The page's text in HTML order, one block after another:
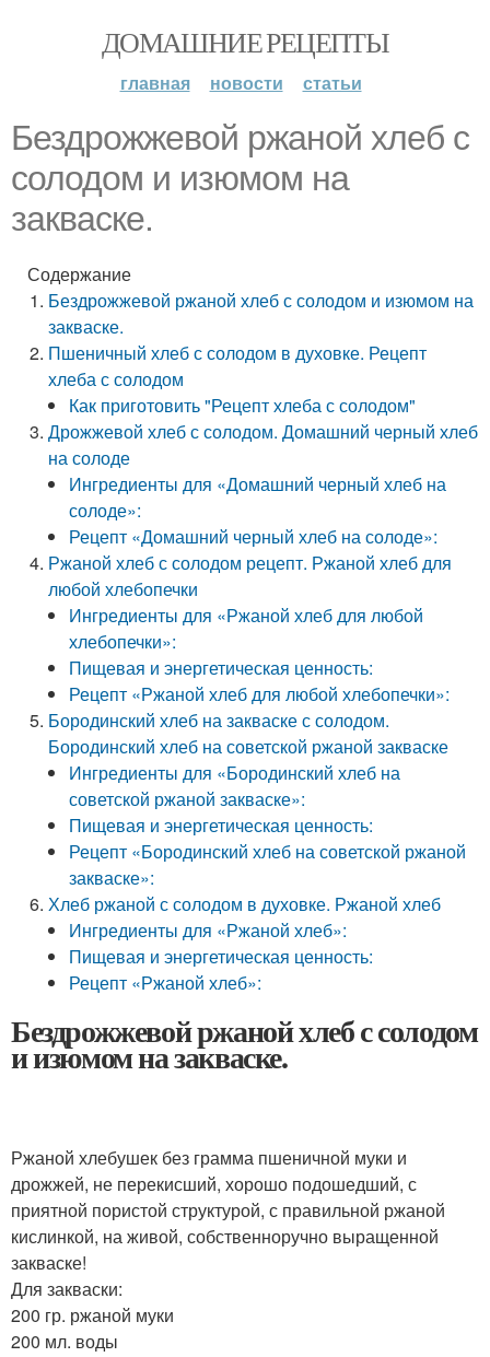
ДОМАШНИЕ РЕЦЕПТЫ
главная новости статьи
Бездрожжевой ржаной хлеб с
солодом и изюмом на
закваске.
Содержание
Бездрожжевой ржаной хлеб с солодом и изюмом на
закваске.
Пшеничный хлеб с солодом в духовке. Рецепт
хлеба с солодом
Как приготовить "Рецепт хлеба с солодом"
Дрожжевой хлеб с солодом. Домашний черный хлеб
на солоде
Ингредиенты для «Домашний черный хлеб на
солоде»:
Рецепт «Домашний черный хлеб на солоде»:
Ржаной хлеб с солодом рецепт. Ржаной хлеб для
любой хлебопечки
Ингредиенты для «Ржаной хлеб для любой
хлебопечки»:
Пищевая и энергетическая ценность:
Рецепт «Ржаной хлеб для любой хлебопечки»:
Бородинский хлеб на закваске с солодом.
Бородинский хлеб на советской ржаной закваске
Ингредиенты для «Бородинский хлеб на
советской ржаной закваске»:
Пищевая и энергетическая ценность:
Рецепт «Бородинский хлеб на советской ржаной
закваске»:
Хлеб ржаной с солодом в духовке. Ржаной хлеб
Ингредиенты для «Ржаной хлеб»:
Пищевая и энергетическая ценность:
Рецепт «Ржаной хлеб»:
Бездрожжевой ржаной хлеб с солодом
и изюмом на закваске.
Ржаной хлебушек без грамма пшеничной муки и
дрожжей, не перекисший, хорошо подошедший, с
приятной пористой структурой, с правильной ржаной
кислинкой, на живой, собственноручно выращенной
закваске!
Для закваски:
200 гр. ржаной муки
200 мл. воды